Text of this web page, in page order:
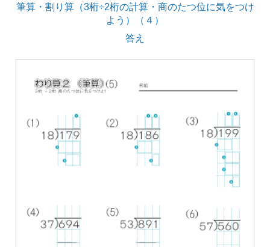
筆算・割り算（3桁÷2桁の計算・商のたつ位に気をつけ
よう）（４）
答え